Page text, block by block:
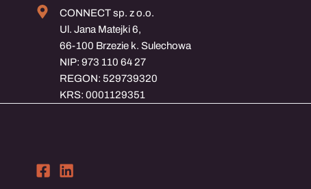
CONNECT sp. z o.o.
Ul. Jana Matejki 6,
66-100 Brzezie k. Sulechowa
NIP: 973 110 64 27
REGON: 529739320
KRS: 0001129351